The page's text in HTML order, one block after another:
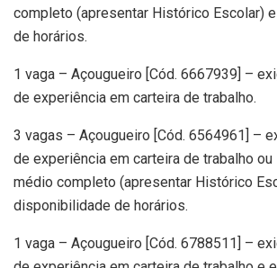
completo (apresentar Histórico Escolar)
de horários.
1 vaga – Açougueiro [Cód. 6667939] –
de experiência em carteira de trabalho.
3 vagas – Açougueiro [Cód. 6564961] –
de experiência em carteira de trabalho
médio completo (apresentar Histórico
disponibilidade de horários.
1 vaga – Açougueiro [Cód. 6788511] –